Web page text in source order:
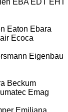
Eaton Ebara
Ecoca
Eigenbau
Beckum
Emag
Emiliana